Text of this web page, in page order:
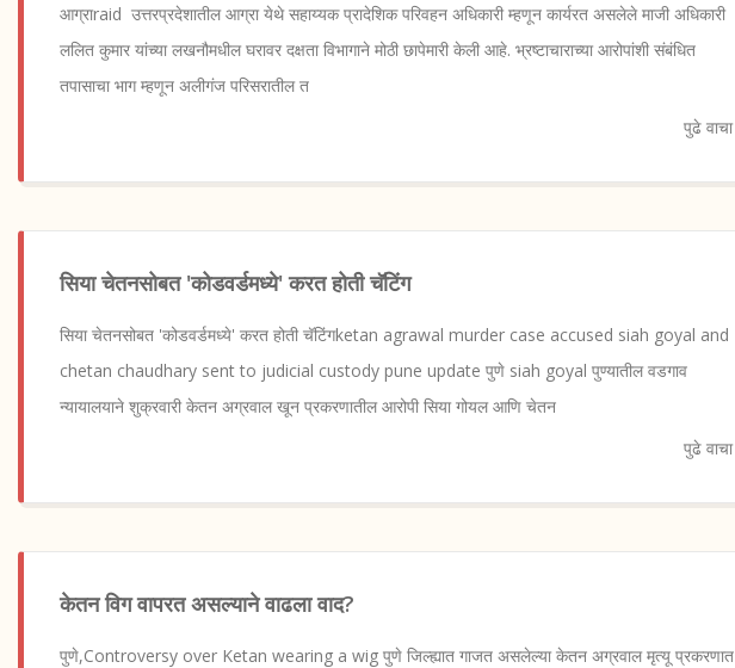
आग्राraid उत्तरप्रदेशातील आग्रा येथे सहाय्यक प्रादेशिक परिवहन अधिकारी म्हणून कार्यरत असलेले माजी अधिकारी
ललित कुमार यांच्या लखनौमधील घरावर दक्षता विभागाने मोठी छापेमारी केली आहे. भ्रष्टाचाराच्या आरोपांशी संबंधित
तपासाचा भाग म्हणून अलीगंज परिसरातील त
पुढे वाचा
सिया चेतनसोबत 'कोडवर्डमध्ये' करत होती चॅटिंग
सिया चेतनसोबत 'कोडवर्डमध्ये' करत होती चॅटिंगketan agrawal murder case accused siah goyal and
chetan chaudhary sent to judicial custody pune update पुणे siah goyal पुण्यातील वडगाव
न्यायालयाने शुक्रवारी केतन अग्रवाल खून प्रकरणातील आरोपी सिया गोयल आणि चेतन
पुढे वाचा
केतन विग वापरत असल्याने वाढला वाद?
पुणे,Controversy over Ketan wearing a wig पुणे जिल्ह्यात गाजत असलेल्या केतन अग्रवाल मृत्यू प्रकरणात